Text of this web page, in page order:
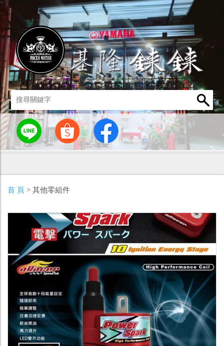
燈罩 / 燈泡 其他零組件 男性衣著 車身標誌 / 貼紙
首 頁 > 其他零組件